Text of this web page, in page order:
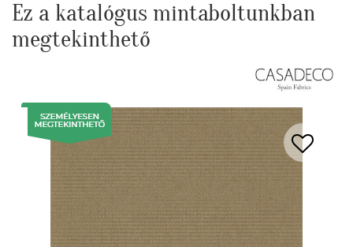
Ez a katalógus mintaboltunkban
megtekinthető